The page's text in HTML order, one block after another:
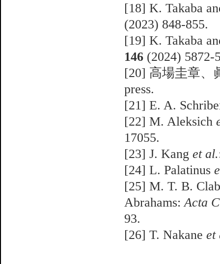
[18] K. Takaba
(2023) 848-855.
[19] K. Takaba
146 (2024) 5872-
[20] 高場圭章、
press.
[21] E. A.
[22] M. Aleksich
17055.
[23] J. Kang et al.
[24] L. Palatinus
[25] M. T. B.
Abrahams: Acta
93.
[26] T. Nakane et